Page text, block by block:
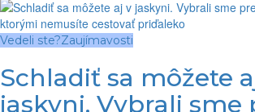
Vedeli ste?Zaujímavosti
Schladiť sa môžete
jaskyni. Vybrali sme